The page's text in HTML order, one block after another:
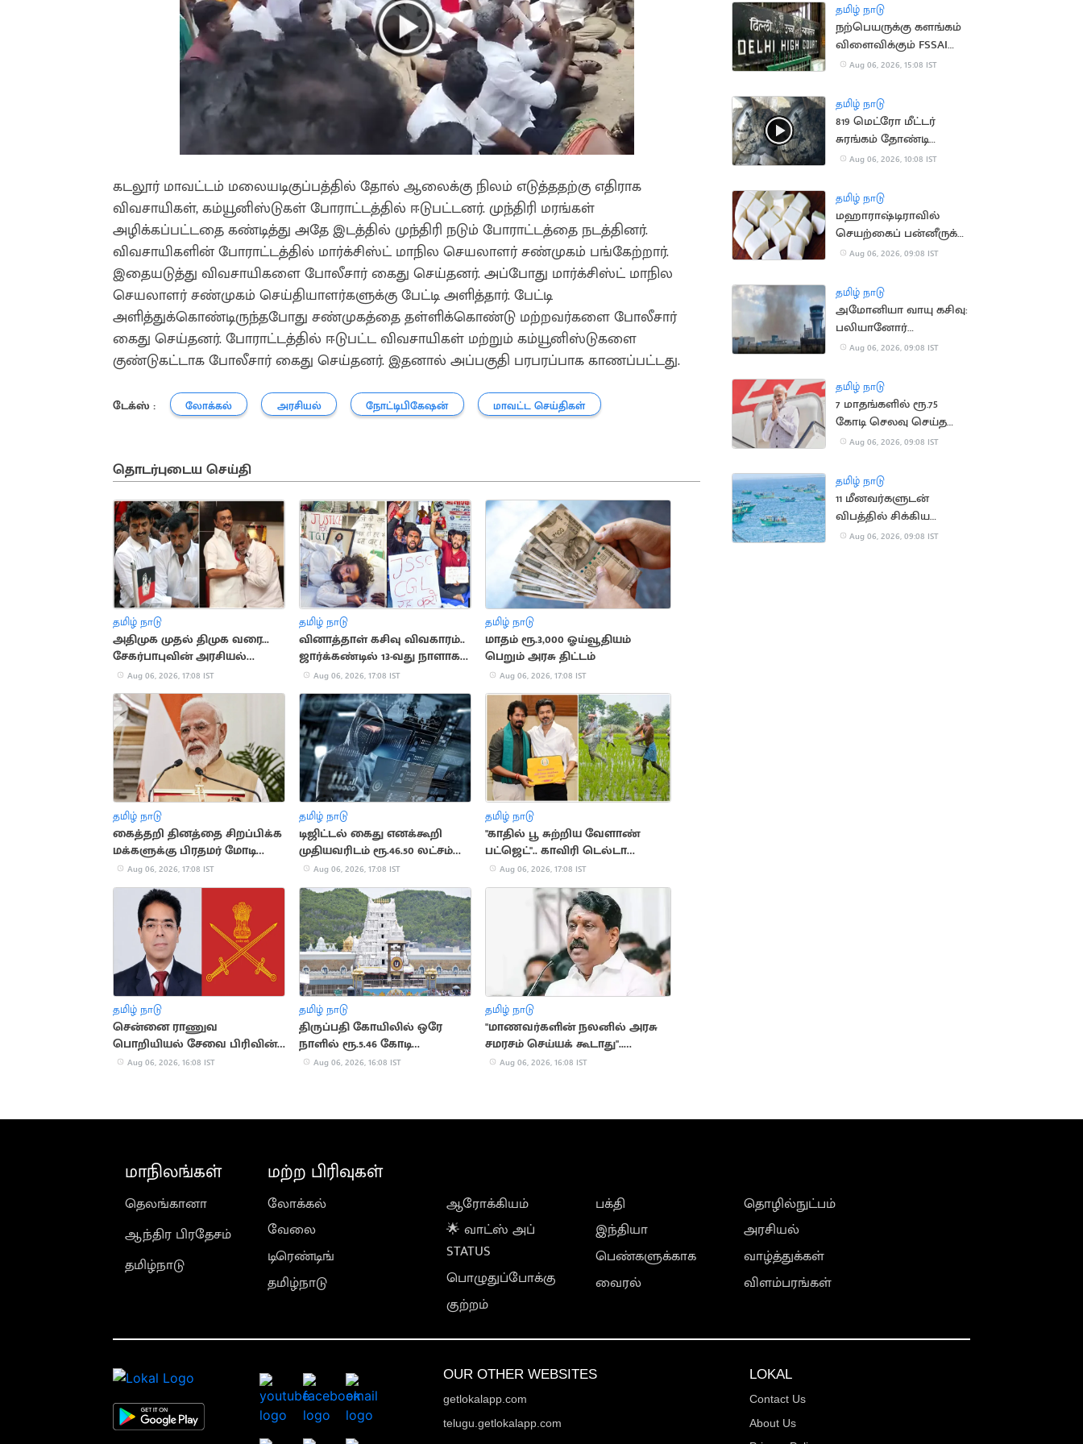
கடலூர் மாவட்டம் மலையடிகுப்பத்தில் தோல் ஆலைக்கு நிலம் எடுத்ததற்கு எதிராக
விவசாயிகள், கம்யூனிஸ்டுகள் போராட்டத்தில் ஈடுபட்டனர். முந்திரி மரங்கள்
அழிக்கப்பட்டதை கண்டித்து அதே இடத்தில் முந்திரி நடும் போராட்டத்தை நடத்தினர்.
விவசாயிகளின் போராட்டத்தில் மார்க்சிஸ்ட் மாநில செயலாளர் சண்முகம் பங்கேற்றார்.
இதையடுத்து விவசாயிகளை போலீசார் கைது செய்தனர். அப்போது மார்க்சிஸ்ட் மாநில
செயலாளர் சண்முகம் செய்தியாளர்களுக்கு பேட்டி அளித்தார். பேட்டி
அளித்துக்கொண்டிருந்தபோது சண்முகத்தை தள்ளிக்கொண்டு மற்றவர்களை போலீசார்
கைது செய்தனர். போராட்டத்தில் ஈடுபட்ட விவசாயிகள் மற்றும் கம்யூனிஸ்டுகளை
குண்டுகட்டாக போலீசார் கைது செய்தனர். இதனால் அப்பகுதி பரபரப்பாக காணப்பட்டது.
டேக்ஸ் : லோக்கல் அரசியல் நோட்டிபிகேஷன் மாவட்ட செய்திகள்
தொடர்புடைய செய்தி
தமிழ் நாடு
அதிமுக முதல் திமுக வரை...
சேகர்பாபுவின் அரசியல்
பயணம்
Aug 06, 2026, 17:08 IST
தமிழ் நாடு
வினாத்தாள் கசிவு விவகாரம்..
ஜார்க்கண்டில் 13-வது நாளாக
மாணவர்கள் உண்ணாவிரதம்
Aug 06, 2026, 17:08 IST
தமிழ் நாடு
மாதம் ரூ.3,000 ஓய்வூதியம்
பெறும் அரசு திட்டம்
Aug 06, 2026, 17:08 IST
தமிழ் நாடு
கைத்தறி தினத்தை சிறப்பிக்க
மக்களுக்கு பிரதமர் மோடி
அழைப்பு
Aug 06, 2026, 17:08 IST
தமிழ் நாடு
டிஜிட்டல் கைது எனக்கூறி
முதியவரிடம் ரூ.46.50 லட்சம்
மோசடி
Aug 06, 2026, 17:08 IST
தமிழ் நாடு
"காதில் பூ சுற்றிய வேளாண்
பட்ஜெட்".. காவிரி டெல்டா
விவசாயிகள் சங்கம் விமர்சனம்
Aug 06, 2026, 17:08 IST
தமிழ் நாடு
சென்னை ராணுவ
பொறியியல் சேவை பிரிவின்
தலைவராக ஈஸ்வர் தத்
Aug 06, 2026, 16:08 IST
தமிழ் நாடு
திருப்பதி கோயிலில் ஒரே
நாளில் ரூ.5.46 கோடி
காணிக்கை
Aug 06, 2026, 16:08 IST
தமிழ் நாடு
"மாணவர்களின் நலனில் அரசு
சமரசம் செய்யக் கூடாது"..
நயினார் நாகேந்திரன்
Aug 06, 2026, 16:08 IST
தமிழ் நாடு
நற்பெயருக்கு களங்கம்
விளைவிக்கும் FSSAI
உத்தரவு: டாபர்
Aug 06, 2026, 15:08 IST
தமிழ் நாடு
819 மெட்ரோ மீட்டர்
சுரங்கம் தோண்டி
நீலகிரி இயந்திரம்
Aug 06, 2026, 10:08 IST
தமிழ் நாடு
மஹாராஷ்டிராவில்
செயற்கைப் பன்னீருக்கு
ஓராண்டு தடை
Aug 06, 2026, 09:08 IST
தமிழ் நாடு
அமோனியா வாயு கசிவு:
பலியானோர்
குடும்பங்களுக்கு ரூ.10
Aug 06, 2026, 09:08 IST
தமிழ் நாடு
7 மாதங்களில் ரூ.75
கோடி செலவு செய்த
பிரதமர் மோடி
Aug 06, 2026, 09:08 IST
தமிழ் நாடு
11 மீனவர்களுடன்
விபத்தில் சிக்கிய
இந்திய மீனவர்களின்
Aug 06, 2026, 09:08 IST
மாநிலங்கள்
தெலங்கானா
ஆந்திர பிரதேசம்
தமிழ்நாடு
மற்ற பிரிவுகள்
லோக்கல்
வேலை
டிரெண்டிங்
தமிழ்நாடு
ஆரோக்கியம்
🌟 வாட்ஸ் அப்
STATUS
பொழுதுப்போக்கு
குற்றம்
பக்தி
இந்தியா
பெண்களுக்காக
வைரல்
தொழில்நுட்பம்
அரசியல்
வாழ்த்துக்கள்
விளம்பரங்கள்
OUR OTHER WEBSITES
getlokalapp.com
telugu.getlokalapp.com
LOKAL
Contact Us
About Us